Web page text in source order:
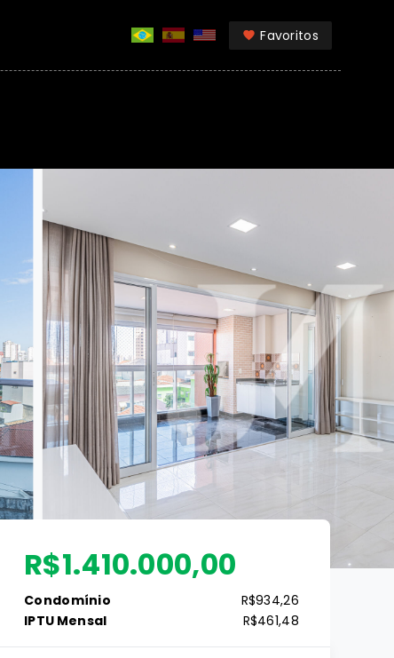
Favoritos
R$1.410.000,00
Condomínio
R$934,26
IPTU Mensal
R$461,48